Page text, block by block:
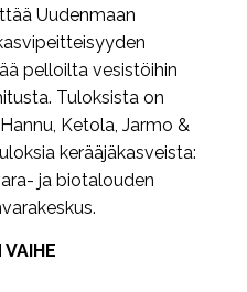
Uudenmaan
pelloilta vesistöihin
Tuloksista on
Ketola, Jarmo &
kerääjäkasveista:
ja biotalouden